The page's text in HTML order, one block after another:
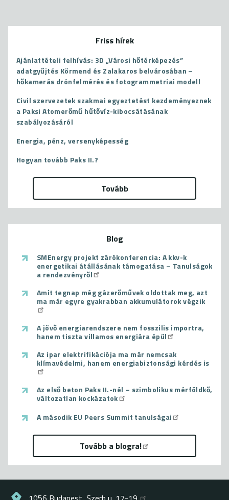
Friss hírek
Ajánlattételi felhívás: 3D „Városi hőtérképezés”
adatgyűjtés Körmend és Zalakaros belvárosában –
hőkamerás drónfelmérés és fotogrammetriai modell
Civil szervezetek szakmai egyeztetést kezdeményeznek
a Paksi Atomerőmű hűtővíz-kibocsátásának
szabályozásáról
Energia, pénz, versenyképesség
Hogyan tovább Paks II.?
Tovább
Blog
SMEnergy projekt zárókonferencia: A kkv-k
energetikai átállásának támogatása – Tanulságok
a rendezvényről
Amit tegnap még gázerőművek oldottak meg, azt
ma már egyre gyakrabban akkumulátorok végzik
A jövő energiarendszere nem fosszilis importra,
hanem tiszta villamos energiára épül
Az ipar elektrifikációja ma már nemcsak
klímavédelmi, hanem energiabiztonsági kérdés is
Az első beton Paks II.-nél – szimbolikus mérföldkő,
változatlan kockázatok
A második EU Peers Summit tanulságai
Tovább a blogra!